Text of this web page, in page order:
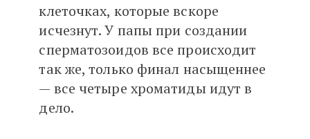
клеточках, которые вскоре
исчезнут. У папы при создании
сперматозоидов все происходит
так же, только финал насыщеннее
— все четыре хроматиды идут в
дело.